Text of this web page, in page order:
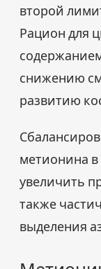
второй
Рацион для
снижению
развитию
метионина в
увеличить
также
выделения